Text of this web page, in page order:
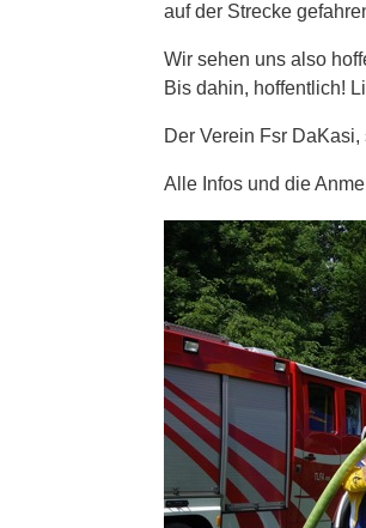
auf der Strecke
Wir sehen uns also
Bis dahin, hoffentlich!
Der Verein Fsr
Alle Infos und die